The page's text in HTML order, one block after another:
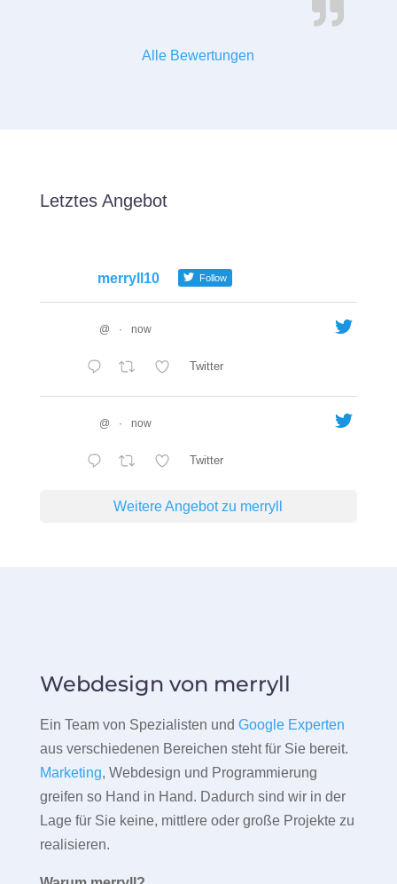
Alle Bewertungen
Letztes Angebot
merryll10 Follow
@ · now
Twitter
@ · now
Twitter
Weitere Angebot zu merryll
Webdesign von merryll
Ein Team von Spezialisten und Google Experten
aus verschiedenen Bereichen steht für Sie bereit.
Marketing, Webdesign und Programmierung
greifen so Hand in Hand. Dadurch sind wir in der
Lage für Sie keine, mittlere oder große Projekte zu
realisieren.